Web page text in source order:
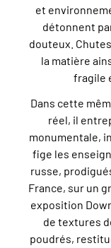
et
détonnent
douteux.
la matière
fragile
Dans cette
réel, il
monumentale,
fige les
russe,
France, sur un
exposition
de textures
poudrés,